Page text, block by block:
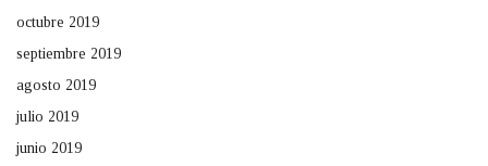
octubre 2019
septiembre 2019
agosto 2019
julio 2019
junio 2019